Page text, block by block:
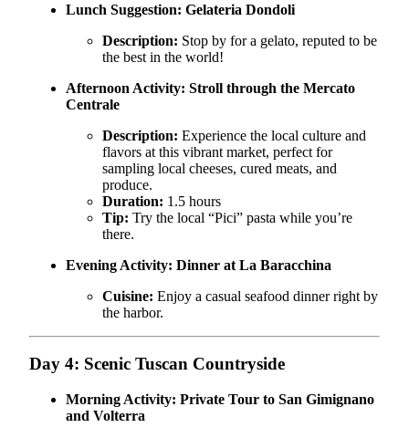
Lunch Suggestion: Gelateria Dondoli
Description: Stop by for a gelato, reputed to be
the best in the world!
Afternoon Activity: Stroll through the Mercato
Centrale
Description: Experience the local culture and
flavors at this vibrant market, perfect for
sampling local cheeses, cured meats, and
produce.
Duration: 1.5 hours
Tip: Try the local “Pici” pasta while you’re
there.
Evening Activity: Dinner at La Baracchina
Cuisine: Enjoy a casual seafood dinner right by
the harbor.
Day 4: Scenic Tuscan Countryside
Morning Activity: Private Tour to San Gimignano
and Volterra